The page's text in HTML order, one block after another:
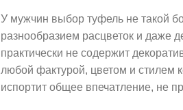
У мужчин выбор туфель не такой
разнообразием расцветок и даже
практически не содержит
любой фактурой, цветом и стилем
испортит общее впечатление, не